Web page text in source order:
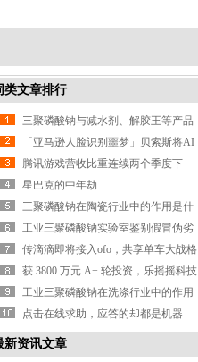
类文章排行
三聚磷酸钠与减水剂、解胶王等产品
的区别？
「亚马逊人脸识别噩梦」贝索斯将AI
武器化遭大规模抗议
腾讯游戏营收比重连续两个季度下
降，支付、云计算等业务营收涨3
星巴克的中年劫
三聚磷酸钠在陶瓷行业中的作用是什
么？
工业三聚磷酸钠实验室鉴别假冒伪劣
产品的方法？
传滴滴即将接入ofo，共享单车大战格
局或生变
获 3800 万元 A+ 轮投资，乐摇摇科技
利用抓娃娃机做线
工业三聚磷酸钠在洗涤行业中的作用
是什么？
点击在线求助，应答的却都是机器
人，这样真的好吗？
新资讯文章